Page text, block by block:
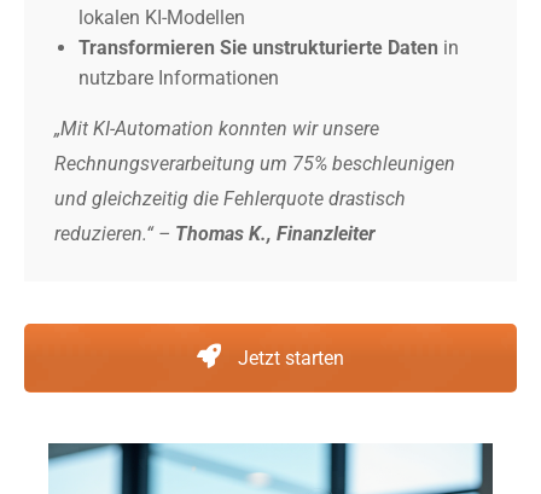
lokalen KI-Modellen
Transformieren Sie unstrukturierte Daten in
nutzbare Informationen
„Mit KI-Automation konnten wir unsere
Rechnungsverarbeitung um 75% beschleunigen
und gleichzeitig die Fehlerquote drastisch
reduzieren.“ – Thomas K., Finanzleiter
Jetzt starten